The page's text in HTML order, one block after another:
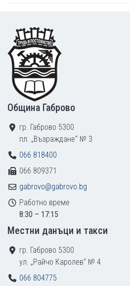
Footer
Община Габрово
гр. Габрово 5300
пл. „Възраждане“ № 3
066 818400
066 809371
gabrovo@gabrovo.bg
Работно време
8:30 – 17:15
Местни данъци и такси
гр. Габрово 5300
ул. „Райчо Каролев“ № 4
066 804775